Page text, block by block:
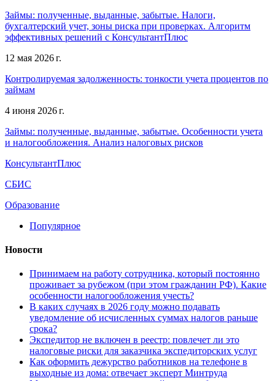
Займы: полученные, выданные, забытые. Налоги,
бухгалтерский учет, зоны риска при проверках. Алгоритм
эффективных решений с КонсультантПлюс
12 мая 2026 г.
Контролируемая задолженность: тонкости учета процентов по
займам
4 июня 2026 г.
Займы: полученные, выданные, забытые. Особенности учета
и налогообложения. Анализ налоговых рисков
КонсультантПлюс
СБИС
Образование
Популярное
Новости
Принимаем на работу сотрудника, который постоянно
проживает за рубежом (при этом гражданин РФ). Какие
особенности налогообложения учесть?
В каких случаях в 2026 году можно подавать
уведомление об исчисленных суммах налогов раньше
срока?
Экспедитор не включен в реестр: повлечет ли это
налоговые риски для заказчика экспедиторских услуг
Как оформить дежурство работников на телефоне в
выходные из дома: отвечает эксперт Минтруда